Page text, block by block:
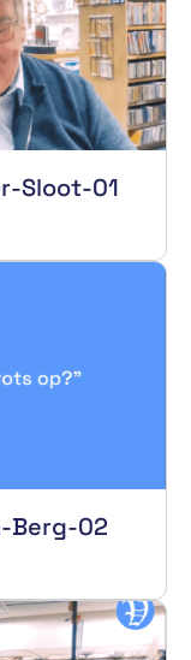
Sloot-01
Berg-02